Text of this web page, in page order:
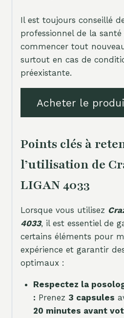
Il est toujours conseillé
professionnel de la
commencer tout
surtout en cas de
préexistante.
Acheter le
Points clés à
l’utilisation de
LIGAN 4033
Lorsque vous utilisez
4033, il est essentiel de
certains éléments pour
expérience et garantir
optimaux :
Respectez la
: Prenez 3 capsules
20 minutes avant